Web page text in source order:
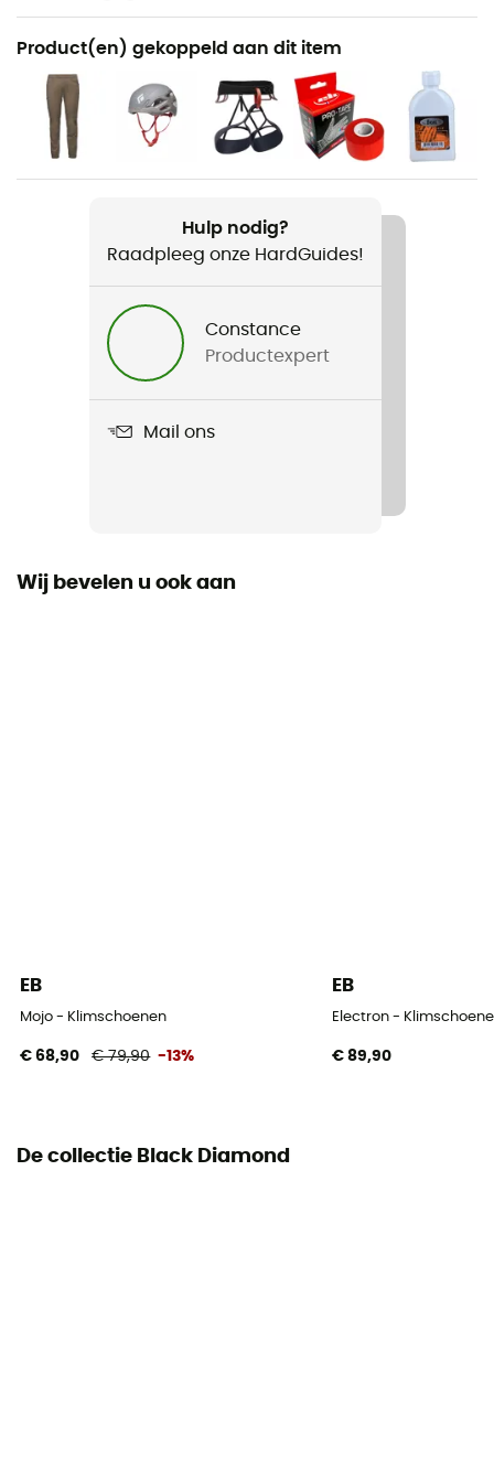
Aanbevolen voor
Klimmen / Multipitch klimmen
Voor
Heren
Momentum Climbing Shoes
Gomme contre-pointe
Gebruikte Technologieën
Engineered Knit
Stijfheid van de zool
Arch
Product(en) gekoppeld aan dit item
Hulp nodig?
Raadpleeg onze HardGuides!
Constance
Productexpert
Mail ons
Wij bevelen u ook aan
EB
Mojo - Klimschoenen
€ 68,90 € 79,90 -13%
EB
Electron -
€ 89,90
De collectie Black Diamond